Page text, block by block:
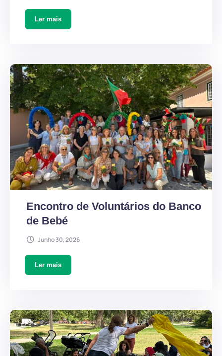
Ler mais
Encontro de Voluntários do Banco
de Bebé
Junho 30, 2026
Ler mais